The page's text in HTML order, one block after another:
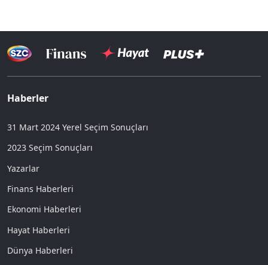
Haberler
31 Mart 2024 Yerel Seçim Sonuçları
2023 Seçim Sonuçları
Yazarlar
Finans Haberleri
Ekonomi Haberleri
Hayat Haberleri
Dünya Haberleri